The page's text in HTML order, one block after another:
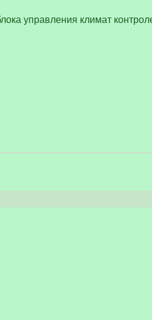
управления климат